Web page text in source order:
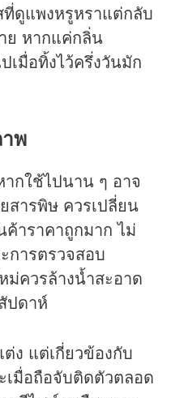
ดูแพงหรูหราแต่กลับ
ย หากแค่กลิ่น
เมื่อทิ้งไว้ครึ่งวันมัก
พ
กใช้ไปนาน ๆ อาจ
สารพิษ ควรเปลี่ยน
ค้าราคาถูกมาก ไม่
การตรวจสอบ
ควรล้างน้ำสะอาด
ปดาห์
ง แต่เกี่ยวข้องกับ
เมื่อถือจับติดตัวตลอด